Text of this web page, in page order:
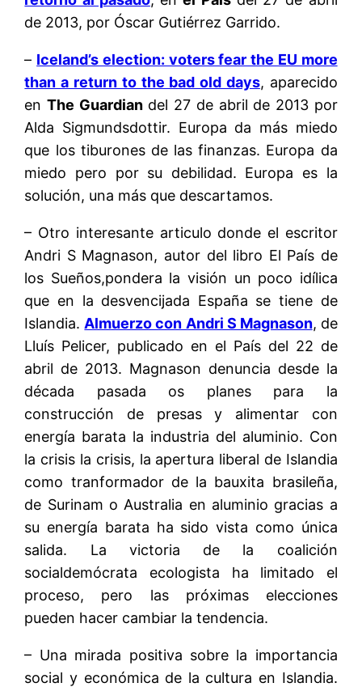
de 2013, por Óscar Gutiérrez Garrido.
– Iceland’s election: voters fear the EU more
than a return to the bad old days, aparecido
enThe Guardiandel 27 de abril de 2013 por
Alda Sigmundsdottir. Europa da más miedo
que los tiburones de las finanzas. Europa da
miedo pero por su debilidad. Europa es la
solución, una más que descartamos.
– Otro interesante articulo donde el escritor
Andri S Magnason, autor del libro El País de
los Sueños,pondera la visión un poco idílica
que en la desvencijada España se tiene de
Islandia. Almuerzo con Andri S Magnason, de
Lluís Pelicer, publicado en el País del 22 de
abril de 2013. Magnason denuncia desde la
década pasada os planes para la
construcción de presas y alimentar con
energía barata la industria del aluminio. Con
la crisis la crisis, la apertura liberal de Islandia
como tranformador de la bauxita brasileña,
de Surinam o Australia en aluminio gracias a
su energía barata ha sido vista como única
salida. La victoria de la coalición
socialdemócrata ecologista ha limitado el
proceso, pero las próximas elecciones
pueden hacer cambiar la tendencia.
– Una mirada positiva sobre la importancia
social y económica de la cultura en Islandia.